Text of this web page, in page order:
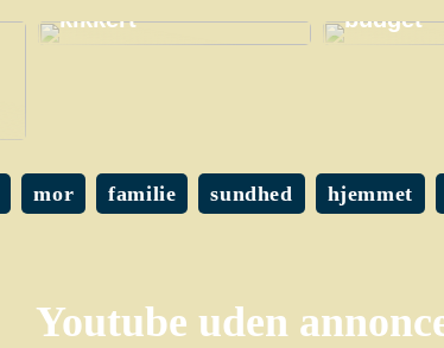
kikkert
budget
mor familie sundhed hjemmet
Youtube uden